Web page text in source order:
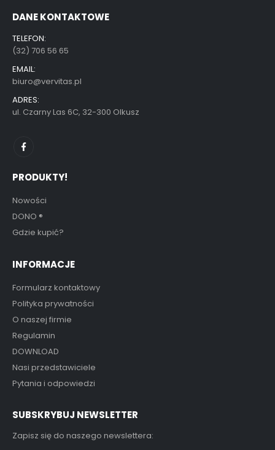
DANE KONTAKTOWE
TELEFON:
(32) 706 56 65
EMAIL:
biuro@vervitas.pl
ADRES:
ul. Czarny Las 6C, 32-300 Olkusz
PRODUKTY!
Nowości
DONO ®
Gdzie kupić?
INFORMACJE
Formularz kontaktowy
Polityka prywatności
O naszej firmie
Regulamin
DOWNLOAD
Nasi przedstawiciele
Pytania i odpowiedzi
SUBSKRYBUJ NEWSLETTER
Zapisz się do naszego newslettera: